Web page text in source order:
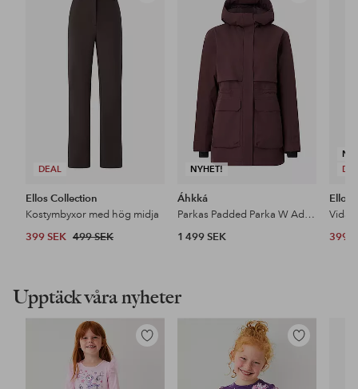
DEAL
Ellos Collection
Kostymbyxor med hög midja
399 SEK 499 SEK
NYHET!
favoriter
Áhkká
Parkas Padded Parka W Adjustable Waist
1 499 SEK
Ellos
399
Upptäck våra nyheter
Lägg
Lägg